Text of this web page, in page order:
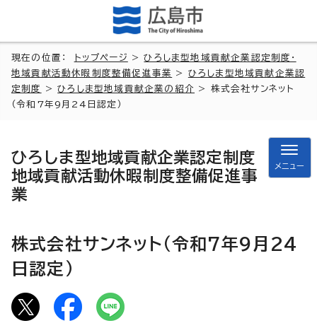
現在の位置： トップページ >ひろしま型地域貢献企業認定制度・
地域貢献活動休暇制度整備促進事業
> ひろしま型地域貢献企業認
定制度
>ひろしま型地域貢献企業の紹介
> 株式会社サンネット
（令和7年9月24日認定）
ひろしま型地域貢献企業認定制度
地域貢献活動休暇制度整備促進事
業
メニュー
株式会社サンネット（令和7年9月24
日認定）